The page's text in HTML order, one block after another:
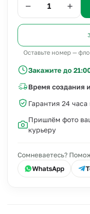
− +
Оставьте номер —
Закажите до
Время создания
Гарантия 24
Пришлём фото
курьеру
Сомневаетесь?
WhatsApp